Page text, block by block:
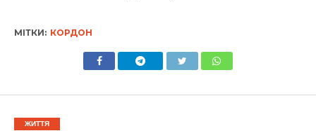
МІТКИ: КОРДОН
ЖИТТЯ